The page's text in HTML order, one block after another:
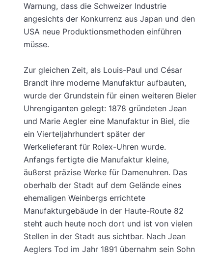
Warnung, dass die Schweizer Industrie
angesichts der Konkurrenz aus Japan und den
USA neue Produktionsmethoden einführen
müsse.
Zur gleichen Zeit, als Louis-Paul und César
Brandt ihre moderne Manufaktur aufbauten,
wurde der Grundstein für einen weiteren Bieler
Uhrengiganten gelegt: 1878 gründeten Jean
und Marie Aegler eine Manufaktur in Biel, die
ein Vierteljahrhundert später der
Werkelieferant für Rolex-Uhren wurde.
Anfangs fertigte die Manufaktur kleine,
äußerst präzise Werke für Damenuhren. Das
oberhalb der Stadt auf dem Gelände eines
ehemaligen Weinbergs errichtete
Manufakturgebäude in der Haute-Route 82
steht auch heute noch dort und ist von vielen
Stellen in der Stadt aus sichtbar. Nach Jean
Aeglers Tod im Jahr 1891 übernahm sein Sohn